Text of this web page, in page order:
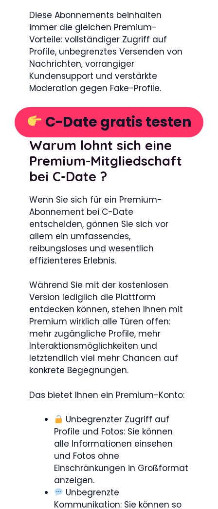
Diese Abonnements beinhalten
immer die gleichen Premium-
Vorteile: vollständiger Zugriff auf
Profile, unbegrenztes Versenden von
Nachrichten, vorrangiger
Kundensupport und verstärkte
Moderation gegen Fake-Profile.
C-Date gratis testen
Warum lohnt sich eine
Premium-Mitgliedschaft
bei C-Date ?
Wenn Sie sich für ein Premium-
Abonnement bei C-Date
entscheiden, gönnen Sie sich vor
allem ein umfassendes,
reibungsloses und wesentlich
effizienteres Erlebnis.
Während Sie mit der kostenlosen
Version lediglich die Plattform
entdecken können, stehen Ihnen mit
Premium wirklich alle Türen offen:
mehr zugängliche Profile, mehr
Interaktionsmöglichkeiten und
letztendlich viel mehr Chancen auf
konkrete Begegnungen.
Das bietet Ihnen ein Premium-Konto:
Unbegrenzter Zugriff auf
Profile und Fotos: Sie können
alle Informationen einsehen
und Fotos ohne
Einschränkungen in Großformat
anzeigen.
Unbegrenzte
Kommunikation: Sie können so